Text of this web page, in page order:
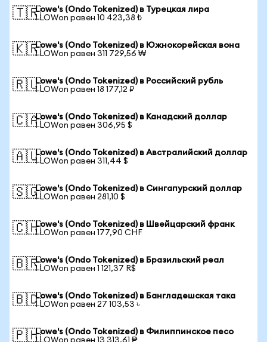
🇹🇷Lowe's (Ondo Tokenized) в Турецкая лира
1 LOWon равен 10 423,38 ₺
🇰🇷Lowe's (Ondo Tokenized) в Южнокорейская вона
1 LOWon равен 311 729,56 ₩
🇷🇺Lowe's (Ondo Tokenized) в Российский рубль
1 LOWon равен 18 177,12 ₽
🇨🇦Lowe's (Ondo Tokenized) в Канадский доллар
1 LOWon равен 306,95 $
🇦🇺Lowe's (Ondo Tokenized) в Австралийский доллар
1 LOWon равен 311,44 $
🇸🇬Lowe's (Ondo Tokenized) в Сингапурский доллар
1 LOWon равен 281,10 $
🇨🇭Lowe's (Ondo Tokenized) в Швейцарский франк
1 LOWon равен 177,90 CHF
🇧🇷Lowe's (Ondo Tokenized) в Бразильский реал
1 LOWon равен 1 121,37 R$
🇧🇩Lowe's (Ondo Tokenized) в Бангладешская така
1 LOWon равен 27 103,53 ৳
🇵🇭Lowe's (Ondo Tokenized) в Филиппинское песо
1 LOWon равен 13 313,61 ₱